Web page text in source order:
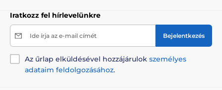
Iratkozz fel hírlevelünkre
Ide írja az e-mail címét Bejelentkezés
Az űrlap elküldésével hozzájárulok személyes
adataim feldolgozásához.